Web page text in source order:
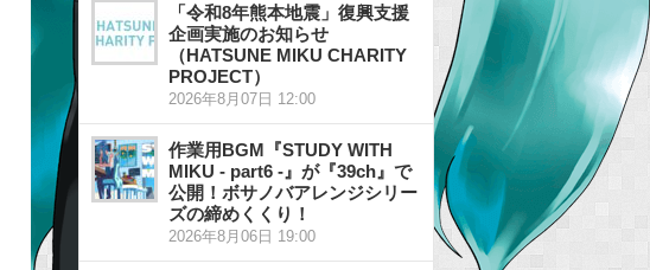
「令和8年熊本地震」復興支援
企画実施のお知らせ
（HATSUNE MIKU CHARITY
PROJECT）
2026年8月07日 12:00
作業用BGM『STUDY WITH
MIKU - part6 -』が『39ch』で
公開！ボサノバアレンジシリー
ズの締めくくり！
2026年8月06日 19:00